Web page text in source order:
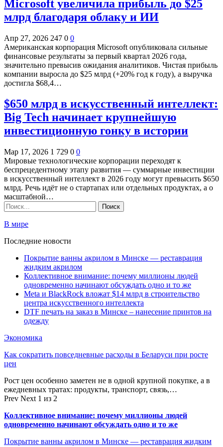
Microsoft увеличила прибыль до $25
млрд благодаря облаку и ИИ
Апр 27, 2026 247 0 0
Американская корпорация Microsoft опубликовала сильные
финансовые результаты за первый квартал 2026 года,
значительно превысив ожидания аналитиков. Чистая прибыль
компании выросла до $25 млрд (+20% год к году), а выручка
достигла $68,4…
$650 млрд в искусственный интеллект:
Big Tech начинает крупнейшую
инвестиционную гонку в истории
Мар 17, 2026 1 729 0 0
Мировые технологические корпорации переходят к
беспрецедентному этапу развития — суммарные инвестиции
в искусственный интеллект в 2026 году могут превысить $650
млрд. Речь идёт не о стартапах или отдельных продуктах, а о
масштабной…
В мире
Последние новости
Покрытие ванны акрилом в Минске — реставрация
жидким акрилом
Коллективное внимание: почему миллионы людей
одновременно начинают обсуждать одно и то же
Meta и BlackRock вложат $14 млрд в строительство
центра искусственного интеллекта
DTF печать на заказ в Минске – нанесение принтов на
одежду
Экономика
Как сократить повседневные расходы в Беларуси при росте
цен
Рост цен особенно заметен не в одной крупной покупке, а в
ежедневных тратах: продукты, транспорт, связь,…
Prev Next 1 из 2
Коллективное внимание: почему миллионы людей
одновременно начинают обсуждать одно и то же
Покрытие ванны акрилом в Минске — реставрация жидким